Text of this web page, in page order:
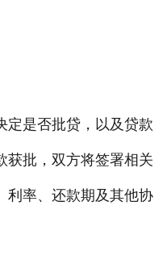
定是否批贷，以及贷款
获批，双方将签署相关
利率、还款期及其他协